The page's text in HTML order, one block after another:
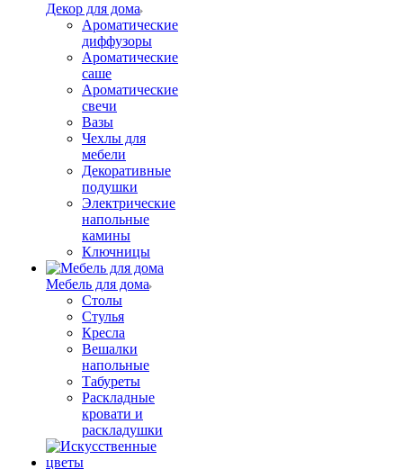
Декор для дома
Ароматические
диффузоры
Ароматические
саше
Ароматические
свечи
Вазы
Чехлы для
мебели
Декоративные
подушки
Электрические
напольные
камины
Ключницы
Мебель для дома
Столы
Стулья
Кресла
Вешалки
напольные
Табуреты
Раскладные
кровати и
раскладушки